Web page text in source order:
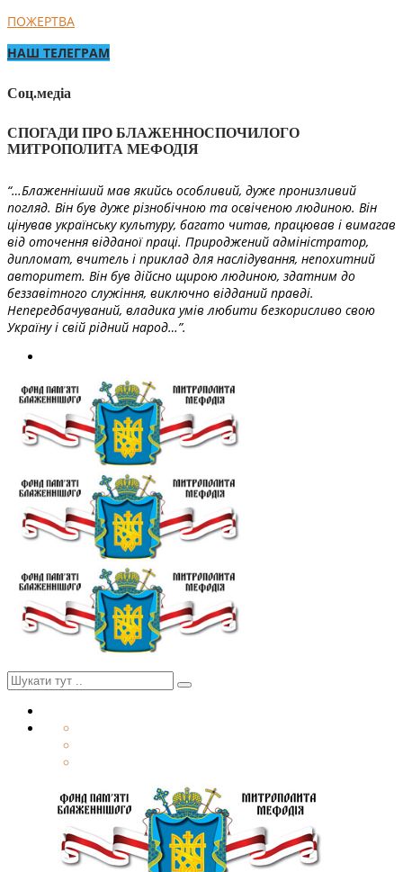
ПОЖЕРТВА
НАШ ТЕЛЕГРАМ
Соц.медіа
СПОГАДИ ПРО БЛАЖЕННОСПОЧИЛОГО
МИТРОПОЛИТА МЕФОДІЯ
“…Блаженніший мав якийсь особливий, дуже пронизливий
погляд. Він був дуже різнобічною та освіченою людиною. Він
цінував українську культуру, багато читав, працював і вимагав
від оточення відданої праці. Природжений адміністратор,
дипломат, вчитель і приклад для наслідування, непохитний
авторитет. Він був дійсно щирою людиною, здатним до
беззавітного служіння, виключно відданий правді.
Непередбачуваний, владика умів любити безкорисливо свою
Україну і свій рідний народ…”.